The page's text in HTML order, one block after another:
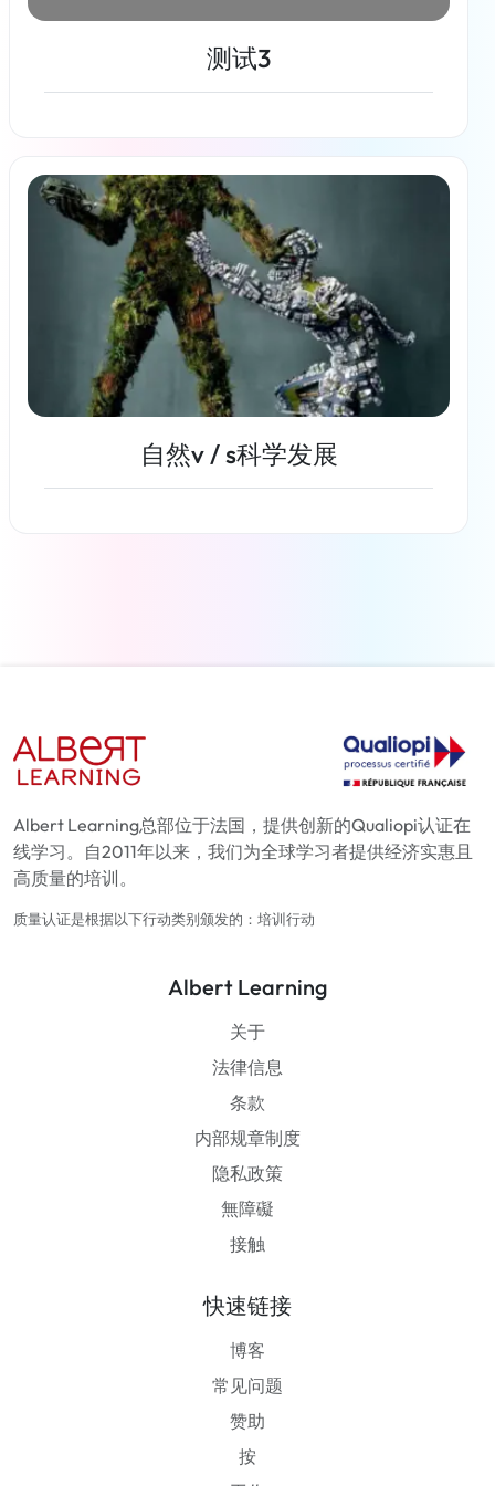
测试3
了解更多
自然v / s科学发展
Albert Learning总部位于法国，提供创新的Qualiopi认证在
线学习。自2011年以来，我们为全球学习者提供经济实惠且
高质量的培训。
质量认证是根据以下行动类别颁发的：培训行动
Albert Learning
关于
法律信息
条款
内部规章制度
隐私政策
無障礙
接触
快速链接
博客
常见问题
赞助
按